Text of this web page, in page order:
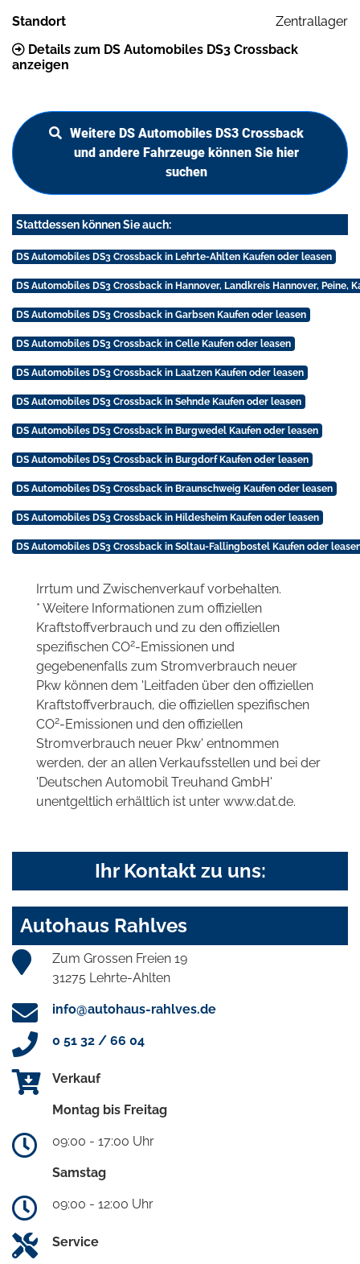
Standort
Zentrallager
Details zum DS Automobiles DS3 Crossback
anzeigen
Weitere DS Automobiles DS3 Crossback
und andere Fahrzeuge können Sie hier
suchen
Stattdessen können Sie auch:
DS Automobiles DS3 Crossback in Lehrte-Ahlten Kaufen oder leasen
DS Automobiles DS3 Crossback in Hannover, Landkreis Hannover, Peine,
DS Automobiles DS3 Crossback in Garbsen Kaufen oder leasen
DS Automobiles DS3 Crossback in Celle Kaufen oder leasen
DS Automobiles DS3 Crossback in Laatzen Kaufen oder leasen
DS Automobiles DS3 Crossback in Sehnde Kaufen oder leasen
DS Automobiles DS3 Crossback in Burgwedel Kaufen oder leasen
DS Automobiles DS3 Crossback in Burgdorf Kaufen oder leasen
DS Automobiles DS3 Crossback in Braunschweig Kaufen oder leasen
DS Automobiles DS3 Crossback in Hildesheim Kaufen oder leasen
DS Automobiles DS3 Crossback in Soltau-Fallingbostel Kaufen oder
Irrtum und Zwischenverkauf vorbehalten.
* Weitere Informationen zum offiziellen
Kraftstoffverbrauch und zu den offiziellen
spezifischen CO2-Emissionen und
gegebenenfalls zum Stromverbrauch neuer
Pkw können dem 'Leitfaden über den offiziellen
Kraftstoffverbrauch, die offiziellen spezifischen
CO2-Emissionen und den offiziellen
Stromverbrauch neuer Pkw' entnommen
werden, der an allen Verkaufsstellen und bei der
'Deutschen Automobil Treuhand GmbH'
unentgeltlich erhältlich ist unter www.dat.de.
Ihr Kontakt zu uns:
Autohaus Rahlves
Zum Grossen Freien 19
31275 Lehrte-Ahlten
info@autohaus-rahlves.de
0 51 32 / 66 04
Verkauf
Montag bis Freitag
09:00 - 17:00 Uhr
Samstag
09:00 - 12:00 Uhr
Service